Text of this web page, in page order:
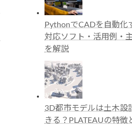
PythonでCADを自動化
対応ソフト・活用例・
を解説
3D都市モデルは土木設
きる？PLATEAUの特徴